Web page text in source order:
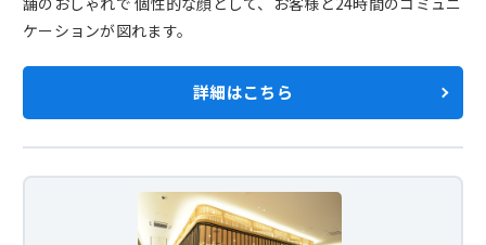
ケーションが図れます。
詳細はこちら